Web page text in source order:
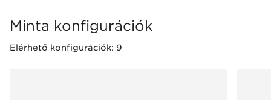
Minta konfigurációk
Elérhető konfigurációk: 9